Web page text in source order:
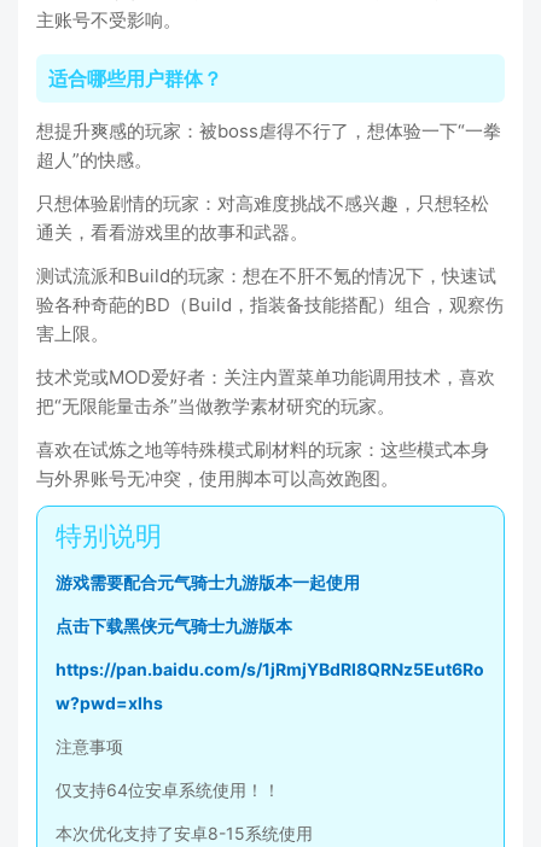
主账号不受影响。
适合哪些用户群体？
想提升爽感的玩家：被boss虐得不行了，想体验一下“一拳
超人”的快感。
只想体验剧情的玩家：对高难度挑战不感兴趣，只想轻松
通关，看看游戏里的故事和武器。
测试流派和Build的玩家：想在不肝不氪的情况下，快速试
验各种奇葩的BD（Build，指装备技能搭配）组合，观察伤
害上限。
技术党或MOD爱好者：关注内置菜单功能调用技术，喜欢
把“无限能量击杀”当做教学素材研究的玩家。
喜欢在试炼之地等特殊模式刷材料的玩家：这些模式本身
与外界账号无冲突，使用脚本可以高效跑图。
游戏需要配合元气骑士九游版本一起使用
点击下载黑侠元气骑士九游版本
https://pan.baidu.com/s/1jRmjYBdRI8QRNz5Eut6Ro
w?pwd=xlhs
注意事项
仅支持64位安卓系统使用！！
本次优化支持了安卓8-15系统使用